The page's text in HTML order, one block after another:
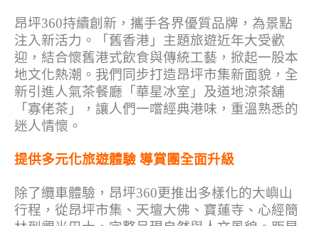
昂坪360持續創新，攜手各界優質品牌，為景點
注入新活力。「舊香港」主題旅遊近年大受歡
迎，結合懷舊港式飲食與傳統工藝，掀起一股本
地文化熱潮。我們同步打造昂坪市集新面貌，全
新引進人氣茶餐廳「華星冰室」及道地涼茶舖
「寡佬茶」，讓人們一嚐經典港味，重溫熟悉的
迷人情懷。
提供多元化旅遊體驗 導賞團全面升級
除了纜車體驗，昂坪360更推出多樣化的大嶼山
行程，從昂坪市集、天壇大佛、寶蓮寺、心經簡